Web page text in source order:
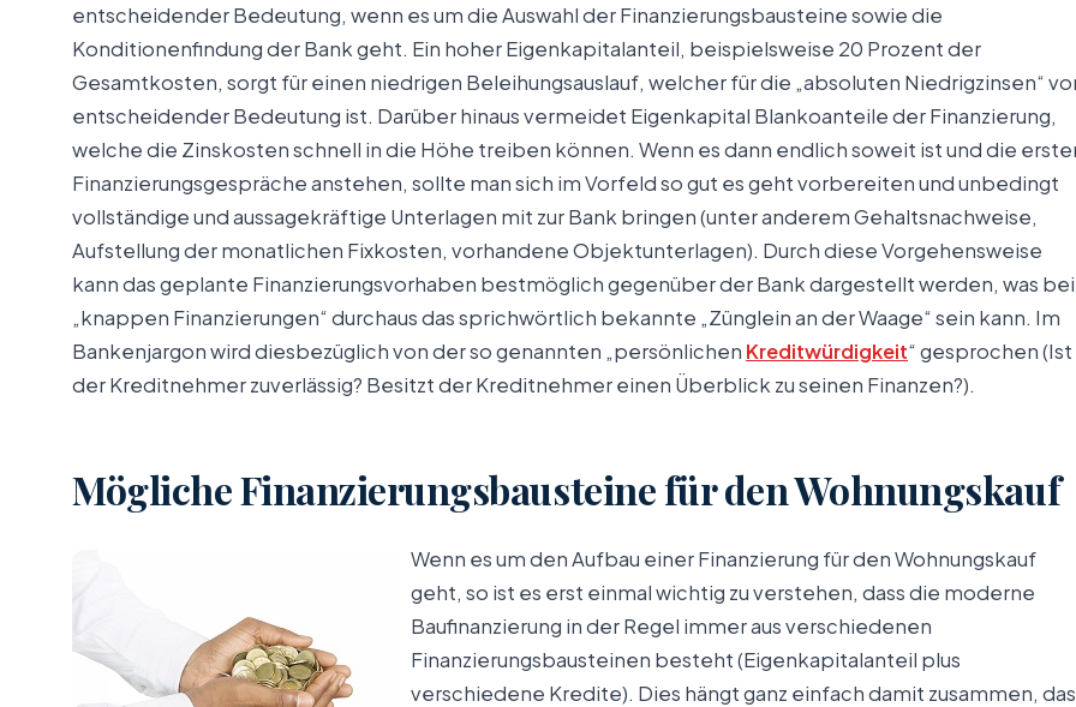
entscheidender Bedeutung, wenn es um die Auswahl der Finanzierungsbausteine sowie die
Konditionenfindung der Bank geht. Ein hoher Eigenkapitalanteil, beispielsweise 20 Prozent der
Gesamtkosten, sorgt für einen niedrigen Beleihungsauslauf, welcher für die „absoluten Niedrigzinsen“
entscheidender Bedeutung ist. Darüber hinaus vermeidet Eigenkapital Blankoanteile der Finanzierung,
welche die Zinskosten schnell in die Höhe treiben können. Wenn es dann endlich soweit ist und die
Finanzierungsgespräche anstehen, sollte man sich im Vorfeld so gut es geht vorbereiten und unbedingt
vollständige und aussagekräftige Unterlagen mit zur Bank bringen (unter anderem Gehaltsnachweise,
Aufstellung der monatlichen Fixkosten, vorhandene Objektunterlagen). Durch diese Vorgehensweise
kann das geplante Finanzierungsvorhaben bestmöglich gegenüber der Bank dargestellt werden, was bei
„knappen Finanzierungen“ durchaus das sprichwörtlich bekannte „Zünglein an der Waage“ sein kann. Im
Bankenjargon wird diesbezüglich von der so genannten „persönlichen Kreditwürdigkeit“ gesprochen (Ist
der Kreditnehmer zuverlässig? Besitzt der Kreditnehmer einen Überblick zu seinen Finanzen?).
Mögliche Finanzierungsbausteine für den Wohnungskauf
Wenn es um den Aufbau einer Finanzierung für den Wohnungskauf
geht, so ist es erst einmal wichtig zu verstehen, dass die moderne
Baufinanzierung in der Regel immer aus verschiedenen
Finanzierungsbausteinen besteht (Eigenkapitalanteil plus
verschiedene Kredite). Dies hängt ganz einfach damit zusammen,